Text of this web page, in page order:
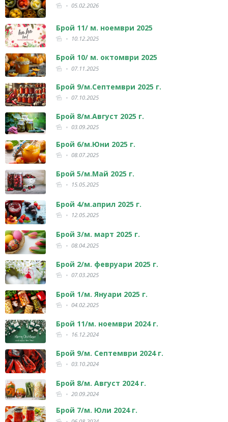
05.02.2026
Брой 11/ м. ноември 2025
10.12.2025
Брой 10/ м. октомври 2025
07.11.2025
Брой 9/м.Септември 2025 г.
07.10.2025
Брой 8/м.Август 2025 г.
03.09.2025
Брой 6/м.Юни 2025 г.
08.07.2025
Брой 5/м.Май 2025 г.
15.05.2025
Брой 4/м.април 2025 г.
12.05.2025
Брой 3/м. март 2025 г.
08.04.2025
Брой 2/м. февруари 2025 г.
07.03.2025
Брой 1/м. Януари 2025 г.
04.02.2025
Брой 11/м. ноември 2024 г.
16.12.2024
Брой 9/м. Септември 2024 г.
03.10.2024
Брой 8/м. Август 2024 г.
20.09.2024
Брой 7/м. Юли 2024 г.